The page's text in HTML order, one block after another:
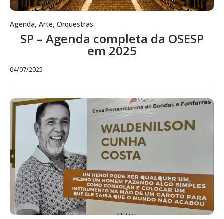
Agenda, Arte, Orquestras
SP – Agenda completa da OSESP
em 2025
04/07/2025